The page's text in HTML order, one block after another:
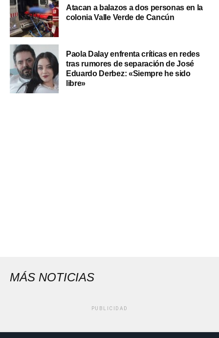
Atacan a balazos a dos personas en la
colonia Valle Verde de Cancún
Paola Dalay enfrenta críticas en redes
tras rumores de separación de José
Eduardo Derbez: «Siempre he sido
libre»
MÁS NOTICIAS
PUBLICIDAD